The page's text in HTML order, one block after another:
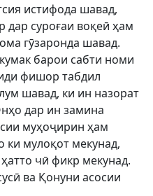
истифода шавад,
дар суроғаи воқеӣ ҳам
гӯзаронда шавад.
барои сабти номи
фишор табдил
шавад, ки ин назорат
дар ин замина
муҳоҷирин ҳам
ки мулоқот мекунад,
чӣ фикр мекунад.
ва Қонуни асосии